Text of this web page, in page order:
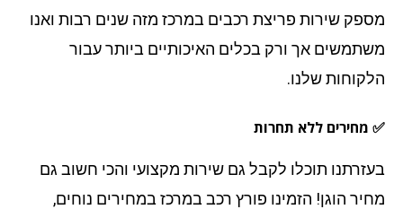
שירות פריצת רכבים במרכז מזה שנים רבות ואנו
אך ורק בכלים האיכותיים ביותר עבור
שלנו.
מחירים ללא תחרות
תוכלו לקבל גם שירות מקצועי והכי חשוב גם
הוגן! הזמינו פורץ רכב במרכז במחירים נוחים,